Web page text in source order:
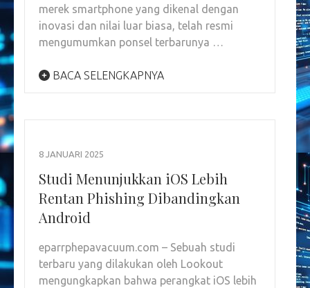
merek smartphone yang dikenal dengan
inovasi dan nilai luar biasa, telah resmi
mengumumkan ponsel terbarunya …
BACA SELENGKAPNYA
8 JANUARI 2025
Studi Menunjukkan iOS Lebih
Rentan Phishing Dibandingkan
Android
eparrphepavacuum.com – Sebuah studi
terbaru yang dilakukan oleh Lookout
mengungkapkan bahwa perangkat iOS lebih